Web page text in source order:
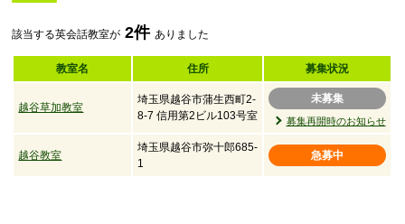
該当する英会話教室が 2件 ありました
教室名 住所 募集状況
越谷草加教室
埼玉県越谷市蒲生西町2-
8-7 信用第2ビル103号室
未募集
募集再開時のお知らせ
越谷教室
埼玉県越谷市弥十郎685-
1
急募中